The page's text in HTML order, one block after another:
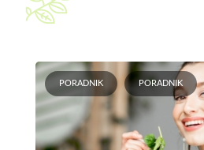
PORADNIK PORADNIK